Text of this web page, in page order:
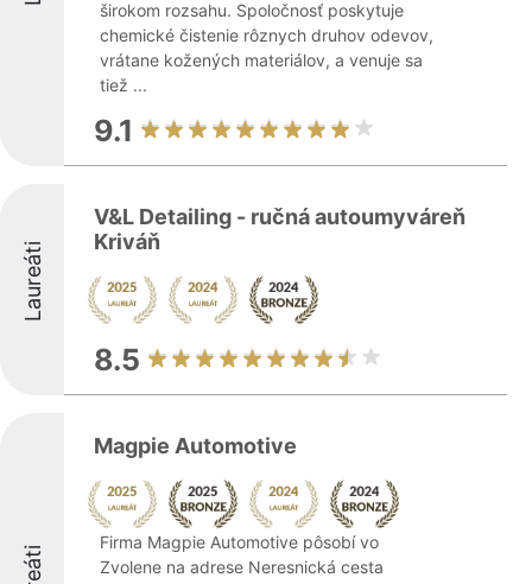
širokom rozsahu. Spoločnosť poskytuje
chemické čistenie rôznych druhov odevov,
vrátane kožených materiálov, a venuje sa
tiež ...
9.1
Laureáti
V&L Detailing - ručná autoumyváreň
Kriváň
8.5
Magpie Automotive
Firma Magpie Automotive pôsobí vo
Zvolene na adrese Neresnická cesta